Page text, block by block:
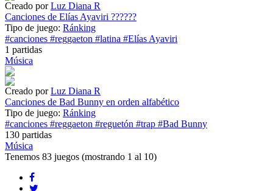
Creado porLuz Diana R
Canciones de Elías Ayaviri ??????
Tipo de juego: Ránking
#canciones #reggaeton #latina #Elías Ayaviri
1 partidas
Música
Creado porLuz Diana R
Canciones de Bad Bunny en orden alfabético
Tipo de juego: Ránking
#canciones #reggaeton #reguetón #trap #Bad Bunny
130 partidas
Música
Tenemos 83 juegos (mostrando 1 al 10)